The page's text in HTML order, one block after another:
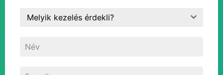
Melyik kezelés érdekli?